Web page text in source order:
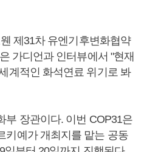
제31차 유엔기후변화협약
가디언과 인터뷰에서 "현재
계적인 화석연료 위기로 봐
부 장관이다. 이번 COP31은
키예가 개최지를 맡는 공동